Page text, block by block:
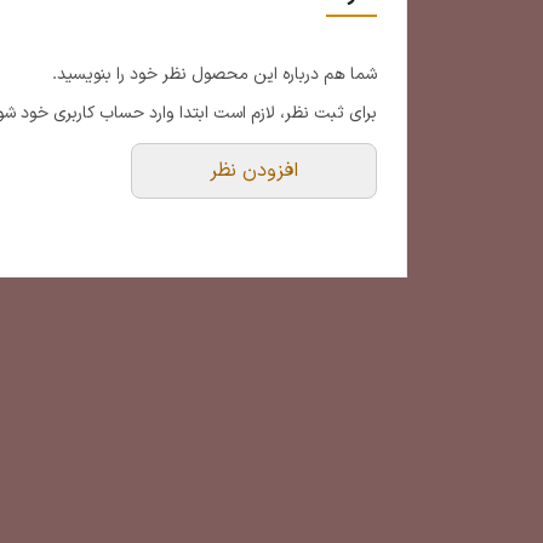
شما هم درباره این محصول نظر خود را بنویسید.
برای ثبت نظر، لازم است ابتدا وارد حساب کاربری خود
افزودن نظر